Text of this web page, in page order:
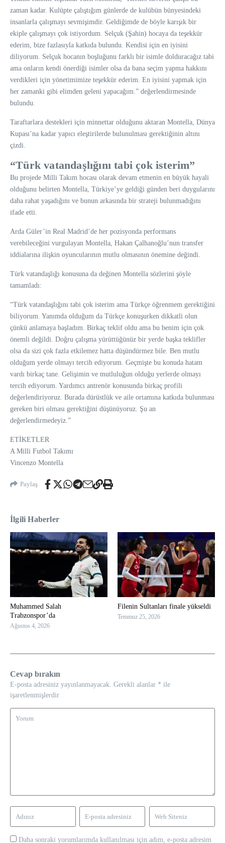
zaman kadar. Kulüpte çalıştığım günlerde de kulübün bünyesindeki
insanlarla çalışmayı sevmişimdir. Geldiğimde de böyle karışık bir
ekiple çalışmayı çok istiyordum. Selçuk (Şahin) hocaya da teşekkür
ederim, bize fazlasıyla katkıda bulundu. Kendisi için en iyisini
diliyorum. Selçuk hocanın boşluğunu farklı bir isimle dolduracağız tabi
ama onların kendi önerdiği isimler olsa da bana seçim yapma hakkını
verdikleri için yönetimimize teşekkür ederim. En iyisini yapmak için
her zamanki gibi elimden geleni yapacağım.” değerlendirmesinde
bulundu.
Taraftarlara destekleri için minnettar olduğunu aktaran Montella, Dünya
Kupası’na kadar yapıcı eleştirilerde bulunulması gerektiğinin altını
çizdi.
“Türk vatandaşlığını tabi çok isterim”
Bu projede Milli Takım hocası olarak devam etmenin en büyük hayali
olduğunu belirten Montella, Türkiye’ye geldiği günden beri duygularını
daha rahat yaşadığını ve bunun arkasında bir strateji bulunmadığını
ifade etti.
Arda Güler’in Real Madrid’de her pozisyonda performans
verebileceğini vurgulayan Montella, Hakan Çalhanoğlu’nun transfer
iddialarına ilişkin oyuncularının mutlu olmasının önemine değindi.
Türk vatandaşlığı konusuna da değinen Montella sözlerini şöyle
tamamladı:
“Türk vatandaşlığını tabi çok isterim ama Türkçe öğrenmem gerektiğini
biliyorum. Yanımda olduğum da Türkçe konuşurken dikkatli olun
çünkü anlamaya başladım. Birkaç teklif oldu ama bu benim için çok
önemli değildi. Doğru çalışma yürüttüğünüz bir yerde başka teklifler
olsa da sizi çok fazla etkilemez hatta düşündürmez bile. Ben mutlu
olduğum yerde olmayı tercih ediyorum. Geçmişte bu konuda hatam
vardı birkaç tane. Gelişimin ve mutluluğun olduğu yerlerde olmayı
tercih ediyorum. Yardımcı antrenör konusunda birkaç profili
değerlendiriyoruz. Burada dürüstlük ve aile ortamına katkıda bulunması
gereken biri olması gerektiğini düşünüyoruz. Şu an
değerlendirmedeyiz.”
ETİKETLER
A Milli Futbol Takımı
Vincenzo Montella
Paylaş
İlgili Haberler
Muhammed Salah
Trabzonspor’da
Ağustos 4, 2026
Filenin Sultanları finale yükseldi
Temmuz 25, 2026
Cevap bırakın
E-posta adresiniz yayınlanmayacak. Gerekli alanlar * ile
işaretlenmişlerdir
Daha sonraki yorumlarımda kullanılması için adım, e-posta adresim